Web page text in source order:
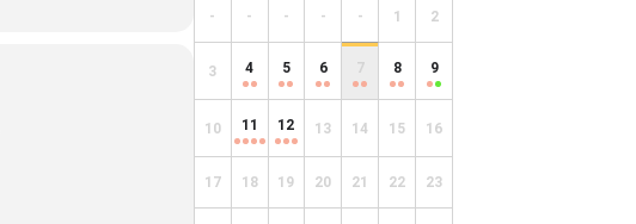
- - - - - 1 2
3 4 5 6 7 8 9
10 11 12 13 14 15 16
17 18 19 20 21 22 23